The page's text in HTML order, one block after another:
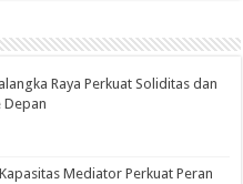
Raya Perkuat Soliditas dan
Depan
Mediator Perkuat Peran